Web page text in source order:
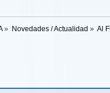
» Novedades / Actualidad » Al